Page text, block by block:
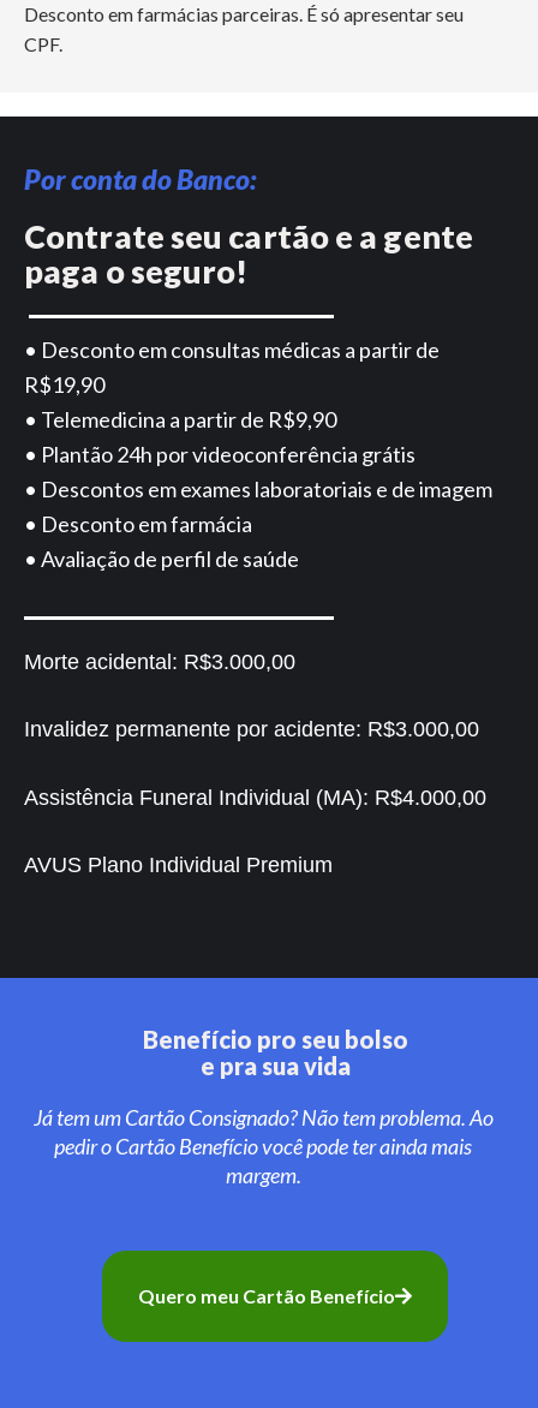
Desconto em farmácias parceiras. É só apresentar seu
CPF.
Por conta do Banco:
Contrate seu cartão e a gente
paga o seguro!
• Desconto em consultas médicas a partir de
R$19,90
• Telemedicina a partir de R$9,90
• Plantão 24h por videoconferência grátis
• Descontos em exames laboratoriais e de imagem
• Desconto em farmácia
• Avaliação de perfil de saúde
Morte acidental: R$3.000,00
Invalidez permanente por acidente: R$3.000,00
Assistência Funeral Individual (MA): R$4.000,00
AVUS Plano Individual Premium
Benefício pro seu bolso
e pra sua vida
Já tem um Cartão Consignado? Não tem problema. Ao
pedir o Cartão Benefício você pode ter ainda mais
margem.
Quero meu Cartão Benefício